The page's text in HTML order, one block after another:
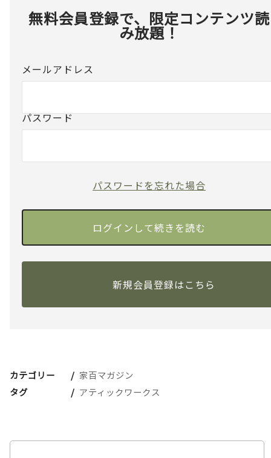
無料会員登録で、限定コンテンツ読
み放題！
メールアドレス
パスワード
パスワードを忘れた場合
新規会員登録はこちら
カテゴリー
家百マガジン
タグ
アティックワークス